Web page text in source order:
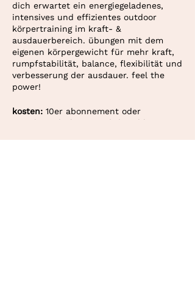
dich erwartet ein energiegeladenes,
intensives und effizientes outdoor
körpertraining im kraft- &
ausdauerbereich. übungen mit dem
eigenen körpergewicht für mehr kraft,
rumpfstabilität, balance, flexibilität und
verbesserung der ausdauer. feel the
power!
kosten: 10er abonnement oder
einzelstunde (CHF 30.–). bezahlung via